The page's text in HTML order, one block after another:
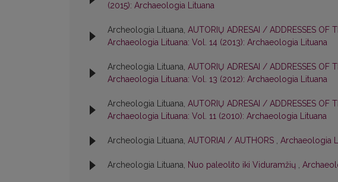
(2015): Archaeologia Lituana
Archeologia Lituana, AUTORIŲ ADRESAI / ADDRESSES OF
Archaeologia Lituana: Vol. 14 (2013): Archaeologia Lituana
Archeologia Lituana, AUTORIŲ ADRESAI / ADDRESSES OF
Archaeologia Lituana: Vol. 13 (2012): Archaeologia Lituana
Archeologia Lituana, AUTORIŲ ADRESAI / ADDRESSES OF
Archaeologia Lituana: Vol. 11 (2010): Archaeologia Lituana
Archeologia Lituana, AUTORIAI / AUTHORS , Archaeologia
Archeologia Lituana, Nuo paleolito iki Viduramžių ,